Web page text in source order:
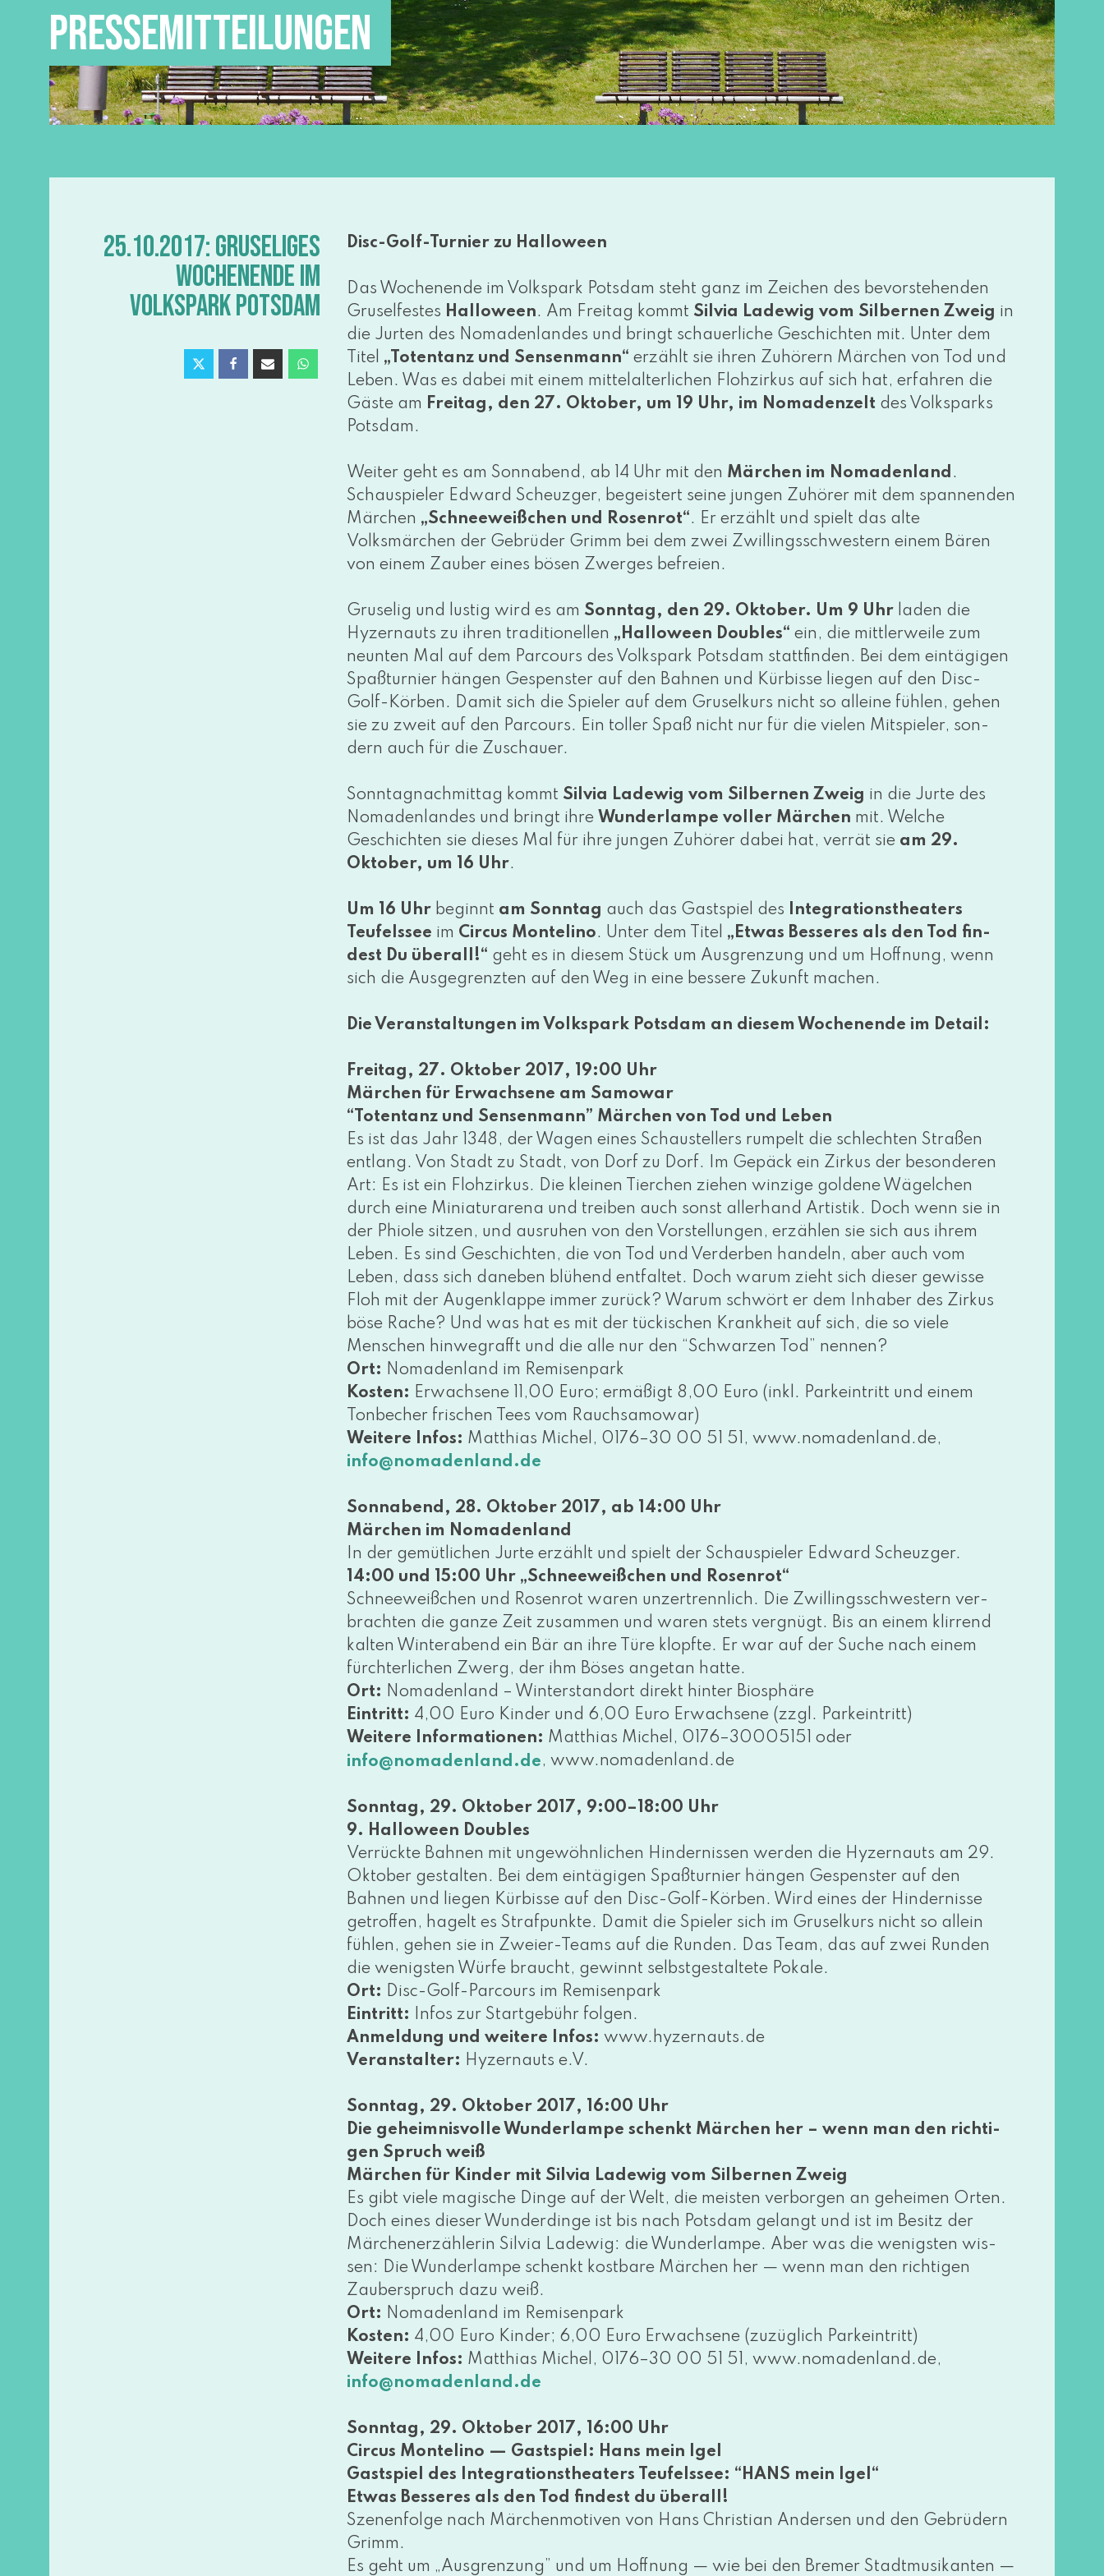
PRESSEMITTEILUNGEN
25.10.2017: GRUSELIGES
WOCHENENDE IM
VOLKSPARK POTSDAM
Disc-Golf-Turnier zu Halloween
Das Wochenende im Volkspark Potsdam steht ganz im Zeichen des bevor­ste­hen­den
Gruselfestes Halloween. Am Freitag kommt Silvia Ladewig vom Silbernen Zweig in
die Jurten des Nomadenlandes und bringt schau­er­li­che Geschichten mit. Unter dem
Titel „Totentanz und Sensenmann“ erzählt sie ihren Zuhörern Märchen von Tod und
Leben. Was es dabei mit einem mit­tel­al­ter­li­chen Flohzirkus auf sich hat, erfah­ren die
Gäste am Freitag, den 27. Oktober, um 19 Uhr, im Nomadenzelt des Volksparks
Potsdam.
Weiter geht es am Sonnabend, ab 14 Uhr mit den Märchen im Nomadenland .
Schauspieler Edward Scheuzger, begeis­tert sei­ne jun­gen Zuhörer mit dem span­nen­den
Märchen „Schneeweißchen und Rosenrot“. Er erzählt und spielt das alte
Volksmärchen der Gebrüder Grimm bei dem zwei Zwillingsschwestern einem Bären
von einem Zauber eines bösen Zwerges befrei­en.
Gruselig und lus­tig wird es am Sonntag, den 29. Oktober. Um 9 Uhr laden die
Hyzernauts zu ihren tra­di­tio­nel­len „Halloween Doubles“ ein, die mitt­ler­wei­le zum
neun­ten Mal auf dem Parcours des Volkspark Potsdam statt­fin­den. Bei dem ein­tä­gi­gen
Spaßturnier hän­gen Gespenster auf den Bahnen und Kürbisse lie­gen auf den Disc-
Golf-Körben. Damit sich die Spieler auf dem Gruselkurs nicht so allei­ne füh­len, gehen
sie zu zweit auf den Parcours. Ein tol­ler Spaß nicht nur für die vie­len Mitspieler, son­
dern auch für die Zuschauer.
Sonntagnachmittag kommt Silvia Ladewig vom Silbernen Zweig in die Jurte des
Nomadenlandes und bringt ihre Wunderlampe vol­ler Märchen mit. Welche
Geschichten sie die­ses Mal für ihre jun­gen Zuhörer dabei hat, ver­rät sie am 29.
Oktober, um 16 Uhr.
Um 16 Uhr beginnt am Sonntag auch das Gastspiel des Integrationstheaters
Teufelssee im Circus Montelino. Unter dem Titel „Etwas Besseres als den Tod fin­
dest Du über­all!“ geht es in die­sem Stück um Ausgrenzung und um Hoffnung, wenn
sich die Ausgegrenzten auf den Weg in eine bes­se­re Zukunft machen.
Die Veranstaltungen im Volkspark Potsdam an die­sem Wochenende im Detail:
Freitag, 27. Oktober 2017, 19:00 Uhr
Märchen für Erwachsene am Samowar
“Totentanz und Sensenmann” Märchen von Tod und Leben
Es ist das Jahr 1348, der Wagen eines Schaustellers rum­pelt die schlech­ten Straßen
ent­lang. Von Stadt zu Stadt, von Dorf zu Dorf. Im Gepäck ein Zirkus der beson­de­ren
Art: Es ist ein Flohzirkus. Die klei­nen Tierchen zie­hen win­zi­ge gol­de­ne Wägelchen
durch eine Miniaturarena und trei­ben auch sonst aller­hand Artistik. Doch wenn sie in
der Phiole sit­zen, und aus­ru­hen von den Vorstellungen, erzäh­len sie sich aus ihrem
Leben. Es sind Geschichten, die von Tod und Verderben han­deln, aber auch vom
Leben, dass sich dane­ben blü­hend ent­fal­tet. Doch war­um zieht sich die­ser gewis­se
Floh mit der Augenklappe immer zurück? Warum schwört er dem Inhaber des Zirkus
böse Rache? Und was hat es mit der tücki­schen Krankheit auf sich, die so vie­le
Menschen hin­weg­rafft und die alle nur den “Schwarzen Tod” nen­nen?
Ort: Nomadenland im Remisenpark
Kosten: Erwachsene 11,00 Euro; ermä­ßigt 8,00 Euro (inkl. Parkeintritt und einem
Tonbecher fri­schen Tees vom Rauchsamowar)
Weitere Infos: Matthias Michel, 0176–30 00 51 51, www​.noma​den​land​.de,
info@​nomadenland.​de
Sonnabend, 28. Oktober 2017, ab 14:00 Uhr
Märchen im Nomadenland
In der gemüt­li­chen Jurte erzählt und spielt der Schauspieler Edward Scheuzger.
14:00 und 15:00 Uhr „Schneeweißchen und Rosenrot“
Schneeweißchen und Rosenrot waren unzer­trenn­lich. Die Zwillingsschwestern ver­
brach­ten die gan­ze Zeit zusam­men und waren stets ver­gnügt. Bis an einem klir­rend
kal­ten Winterabend ein Bär an ihre Türe klopf­te. Er war auf der Suche nach einem
fürch­ter­li­chen Zwerg, der ihm Böses ange­tan hat­te.
Ort: Nomadenland – Winterstandort direkt hin­ter Biosphäre
Eintritt: 4,00 Euro Kinder und 6,00 Euro Erwachsene (zzgl. Parkeintritt)
Weitere Informationen: Matthias Michel, 0176–30005151 oder
info@​nomadenland.​de, www​.noma​den​land​.de
Sonntag, 29. Oktober 2017, 9:00–18:00 Uhr
9. Halloween Doubles
Verrückte Bahnen mit unge­wöhn­li­chen Hindernissen wer­den die Hyzernauts am 29.
Oktober gestal­ten. Bei dem ein­tä­gi­gen Spaßturnier hän­gen Gespenster auf den
Bahnen und lie­gen Kürbisse auf den Disc-Golf-Körben. Wird eines der Hindernisse
getrof­fen, hagelt es Strafpunkte. Damit die Spieler sich im Gruselkurs nicht so allein
füh­len, gehen sie in Zweier-Teams auf die Runden. Das Team, das auf zwei Runden
die wenigs­ten Würfe braucht, gewinnt selbst­ge­stal­te­te Pokale.
Ort: Disc-Golf-Parcours im Remisenpark
Eintritt: Infos zur Startgebühr fol­gen.
Anmeldung und wei­te­re Infos: www​.hyzer​n​auts​.de
Veranstalter: Hyzernauts e.V.
Sonntag, 29. Oktober 2017, 16:00 Uhr
Die geheim­nis­vol­le Wunderlampe schenkt Märchen her – wenn man den rich­ti­
gen Spruch weiß
Märchen für Kinder mit Silvia Ladewig vom Silbernen Zweig
Es gibt vie­le magi­sche Dinge auf der Welt, die meis­ten ver­bor­gen an gehei­men Orten.
Doch eines die­ser Wunderdinge ist bis nach Potsdam gelangt und ist im Besitz der
Märchenerzählerin Silvia Ladewig: die Wunderlampe. Aber was die wenigs­ten wis­
sen: Die Wunderlampe schenkt kost­ba­re Märchen her — wenn man den rich­ti­gen
Zauberspruch dazu weiß.
Ort: Nomadenland im Remisenpark
Kosten: 4,00 Euro Kinder; 6,00 Euro Erwachsene (zuzüg­lich Parkeintritt)
Weitere Infos: Matthias Michel, 0176–30 00 51 51, www​.noma​den​land​.de,
info@​nomadenland.​de
Sonntag, 29. Oktober 2017, 16:00 Uhr
Circus Montelino — Gastspiel: Hans mein Igel
Gastspiel des Integrationstheaters Teufelssee: “HANS mein Igel“
Etwas Besseres als den Tod fin­dest du über­all!
Szenenfolge nach Märchenmotiven von Hans Christian Andersen und den Gebrüdern
Grimm.
Es geht um „Ausgrenzung” und um Hoffnung — wie bei den Bremer Stadtmusikanten —